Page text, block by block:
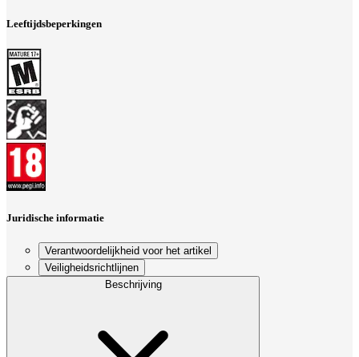
Leeftijdsbeperkingen
Juridische informatie
Verantwoordelijkheid voor het artikel
Veiligheidsrichtlijnen
Beschrijving